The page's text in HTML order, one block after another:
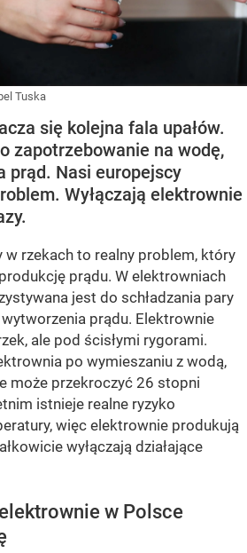
Tuska
się kolejna fala upałów.
zapotrzebowanie na wodę,
prąd. Nasi europejscy
Wyłączają elektrownie
rzekach to realny problem, który
prądu. W elektrowniach
jest do schładzania pary
prądu. Elektrownie
ale pod ścisłymi rygorami.
po wymieszaniu z wodą,
może przekroczyć 26 stopni
istnieje realne ryzyko
więc elektrownie produkują
wyłączają działające
w Polsce